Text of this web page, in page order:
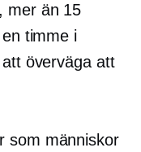
mer än 15
timme i
överväga att
som människor